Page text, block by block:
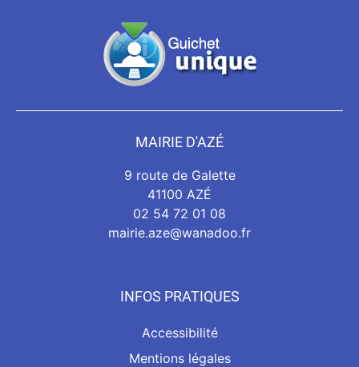
MAIRIE D'AZÉ
9 route de Galette
41100 AZÉ
02 54 72 01 08
mairie.aze@wanadoo.fr
INFOS PRATIQUES
Accessibilité
Mentions légales